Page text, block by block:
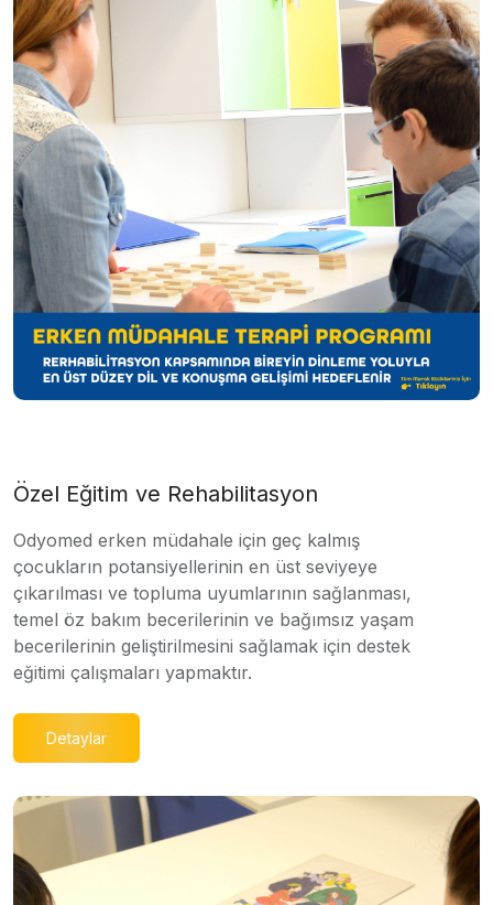
Özel Eğitim ve Rehabilitasyon
Odyomed erken müdahale için geç kalmış
çocukların potansiyellerinin en üst seviyeye
çıkarılması ve topluma uyumlarının sağlanması,
temel öz bakım becerilerinin ve bağımsız yaşam
becerilerinin geliştirilmesini sağlamak için destek
eğitimi çalışmaları yapmaktır.
Detaylar